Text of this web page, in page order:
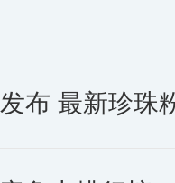
布 最新珍珠